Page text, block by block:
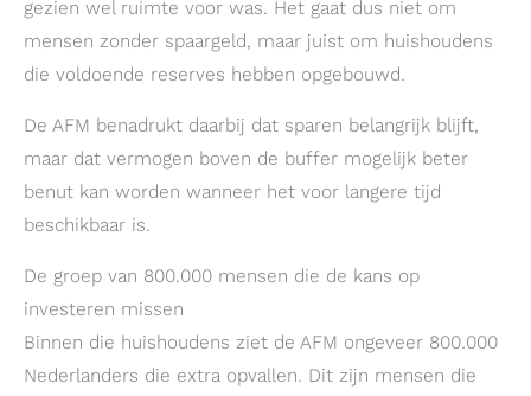
gezien wel ruimte voor was. Het gaat dus niet om
mensen zonder spaargeld, maar juist om huishoudens
die voldoende reserves hebben opgebouwd.
De AFM benadrukt daarbij dat sparen belangrijk blijft,
maar dat vermogen boven de buffer mogelijk beter
benut kan worden wanneer het voor langere tijd
beschikbaar is.
De groep van 800.000 mensen die de kans op
investeren missen
Binnen die huishoudens ziet de AFM ongeveer 800.000
Nederlanders die extra opvallen. Dit zijn mensen die